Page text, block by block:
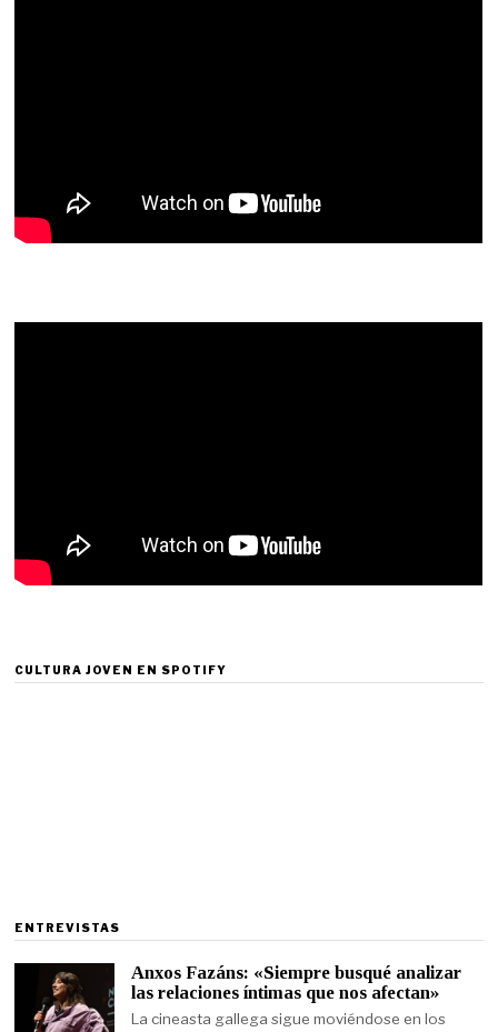
CULTURA JOVEN EN SPOTIFY
ENTREVISTAS
Anxos Fazáns: «Siempre busqué analizar
las relaciones íntimas que nos afectan»
La cineasta gallega sigue moviéndose en los